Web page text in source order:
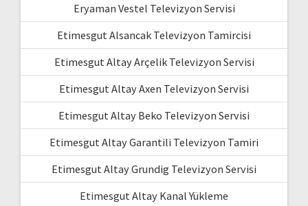
Eryaman Vestel Televizyon Servisi
Etimesgut Alsancak Televizyon Tamircisi
Etimesgut Altay Arçelik Televizyon Servisi
Etimesgut Altay Axen Televizyon Servisi
Etimesgut Altay Beko Televizyon Servisi
Etimesgut Altay Garantili Televizyon Tamiri
Etimesgut Altay Grundig Televizyon Servisi
Etimesgut Altay Kanal Yükleme